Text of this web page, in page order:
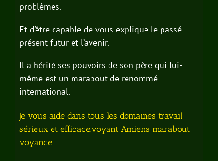
problèmes.
Et d’être capable de vous explique le passé
présent futur et l’avenir.
Il a hérité ses pouvoirs de son père qui lui-
même est un marabout de renommé
international.
Je vous aide dans tous les domaines travail
sérieux et efficace.voyant Amiens marabout
voyance